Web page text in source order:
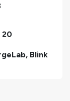
20
Blink